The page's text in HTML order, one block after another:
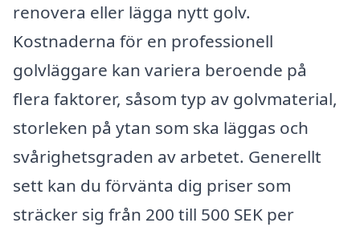
renovera eller lägga nytt golv.
Kostnaderna för en professionell
golvläggare kan variera beroende på
flera faktorer, såsom typ av golvmaterial,
storleken på ytan som ska läggas och
svårighetsgraden av arbetet. Generellt
sett kan du förvänta dig priser som
sträcker sig från 200 till 500 SEK per